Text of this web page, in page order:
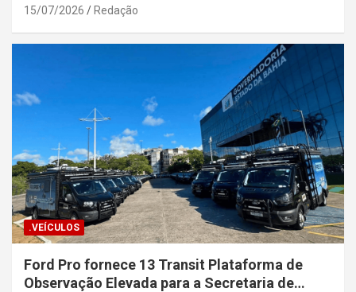
15/07/2026 Redação
.VEÍCULOS
Ford Pro fornece 13 Transit Plataforma de
Observação Elevada para a Secretaria de